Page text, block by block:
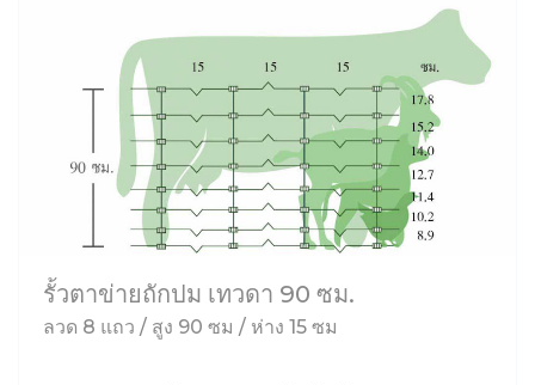
รั้วตาข่ายถักปม เทวดา 90 ซม.
ลวด 8 แถว / สูง 90 ซม / ห่าง 15 ซม